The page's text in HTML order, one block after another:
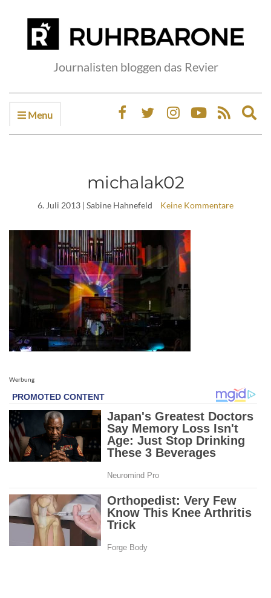
Journalisten bloggen das Revier
Menu
michalak02
6. Juli 2013 | Sabine Hahnefeld Keine Kommentare
Werbung